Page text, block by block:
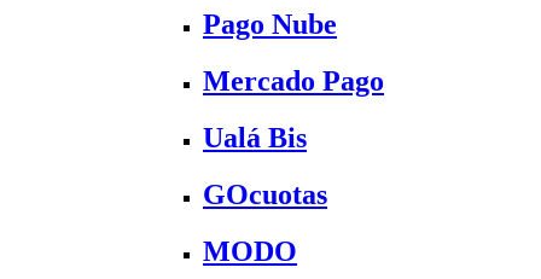
Pago Nube
Mercado Pago
Ualá Bis
GOcuotas
MODO